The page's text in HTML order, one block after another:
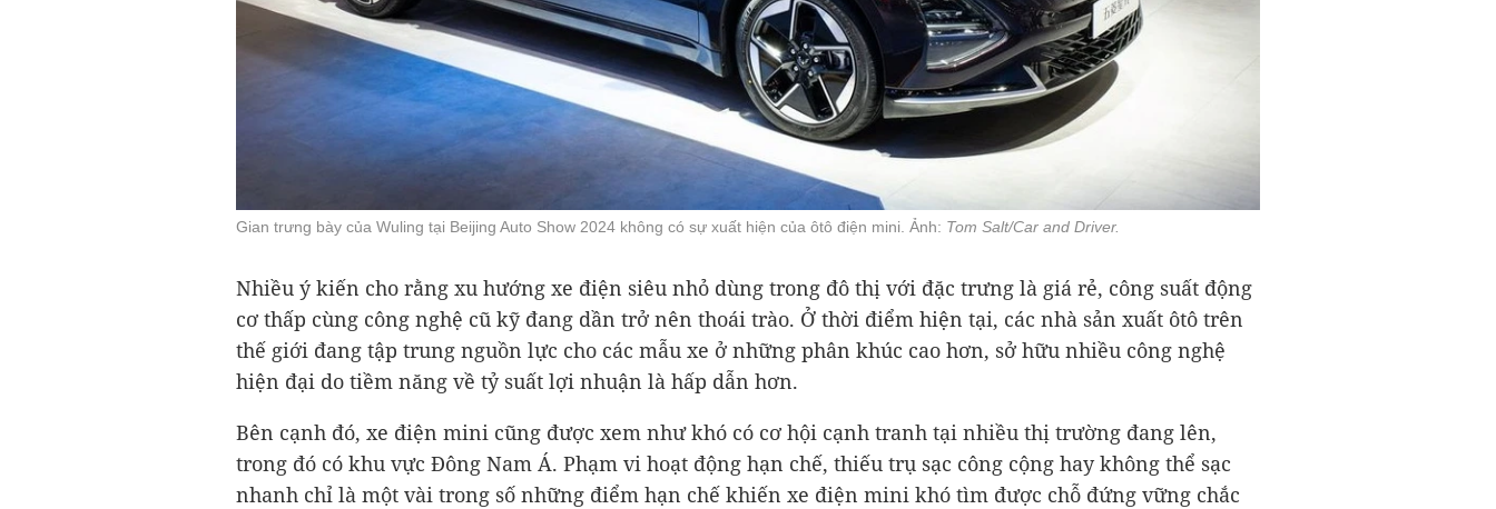
Gian trưng bày của Wuling tại Beijing Auto Show 2024 không có sự xuất hiện của ôtô điện mini. Ảnh: Tom Salt/Car and Driver.
Nhiều ý kiến cho rằng xu hướng xe điện siêu nhỏ dùng trong đô thị với đặc trưng là giá rẻ, công suất động
cơ thấp cùng công nghệ cũ kỹ đang dần trở nên thoái trào. Ở thời điểm hiện tại, các nhà sản xuất ôtô trên
thế giới đang tập trung nguồn lực cho các mẫu xe ở những phân khúc cao hơn, sở hữu nhiều công nghệ
hiện đại do tiềm năng về tỷ suất lợi nhuận là hấp dẫn hơn.
Bên cạnh đó, xe điện mini cũng được xem như khó có cơ hội cạnh tranh tại nhiều thị trường đang lên,
trong đó có khu vực Đông Nam Á. Phạm vi hoạt động hạn chế, thiếu trụ sạc công cộng hay không thể sạc
nhanh chỉ là một vài trong số những điểm hạn chế khiến xe điện mini khó tìm được chỗ đứng vững chắc